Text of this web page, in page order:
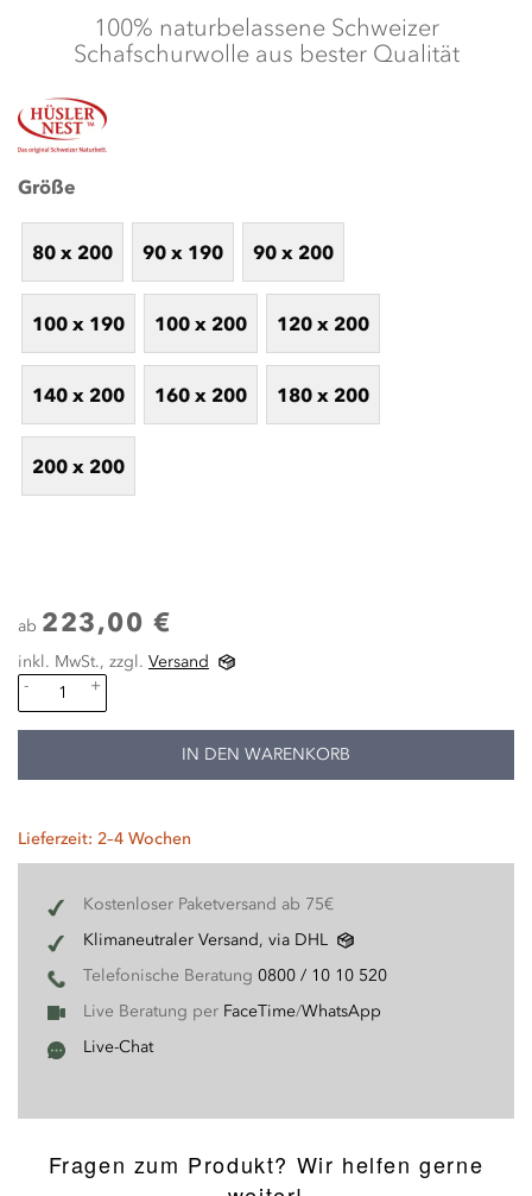
100% naturbelassene Schweizer
Schafschurwolle aus bester Qualität
Größe
80 x 200 90 x 190 90 x 200
100 x 190 100 x 200 120 x 200
140 x 200 160 x 200 180 x 200
200 x 200
ab 223,00 €
inkl. MwSt., zzgl. Versand
-
+
IN DEN WARENKORB
Lieferzeit: 2–4 Wochen
Kostenloser Paketversand ab 75€
Klimaneutraler Versand, via DHL
Telefonische Beratung 0800 / 10 10 520
Live Beratung per FaceTime/WhatsApp
Live-Chat
Fragen zum Produkt? Wir helfen gerne